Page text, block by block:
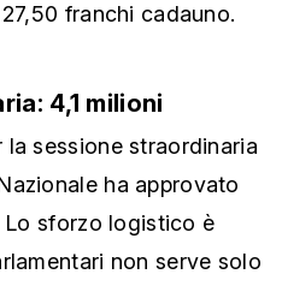
franchi cadauno.
4,1 milioni
la sessione straordinaria
ha approvato
Lo sforzo logistico è
non serve solo